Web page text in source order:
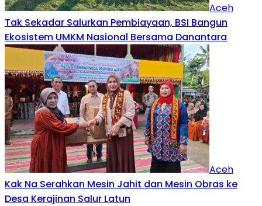
Aceh
Tak Sekadar Salurkan Pembiayaan, BSI Bangun
Ekosistem UMKM Nasional Bersama Danantara
Aceh
Kak Na Serahkan Mesin Jahit dan Mesin Obras ke
Desa Kerajinan Salur Latun